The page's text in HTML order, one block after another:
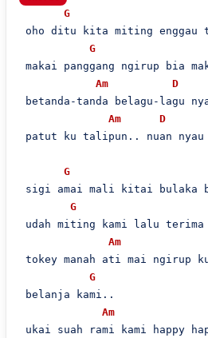
G
oho ditu kita miting enggau
G
makai panggang ngirup bia
Am
D
betanda-tanda belagu-lagu
Am
D
patut ku talipun.. nuan nyau
G
sigi amai mali kitai bulaka
G
udah miting kami lalu
Am
tokey manah ati mai ngirup
G
belanja kami..
Am
ukai suah rami kami happy